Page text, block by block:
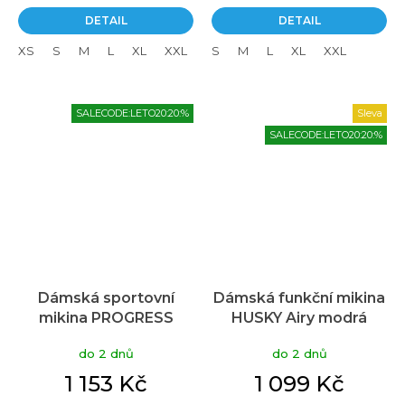
DETAIL
XS S M L XL XXL 3XL
DETAIL
S M L XL XXL
SALECODE:LETO20:20:%
Dámská sportovní
mikina PROGRESS
do 2 dnů
1 153 Kč
Sleva
SALECODE:LETO20:20:%
Dámská funkční mikina
HUSKY Airy modrá
do 2 dnů
1 099 Kč